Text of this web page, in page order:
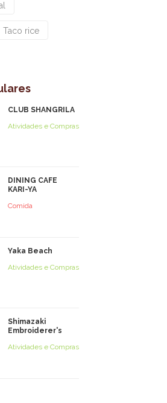
Taco rice
CLUB SHANGRILA
Atividades e Compras
DINING CAFE
KARI-YA
Comida
Yaka Beach
Atividades e Compras
Shimazaki
Embroiderer's
Atividades e Compras